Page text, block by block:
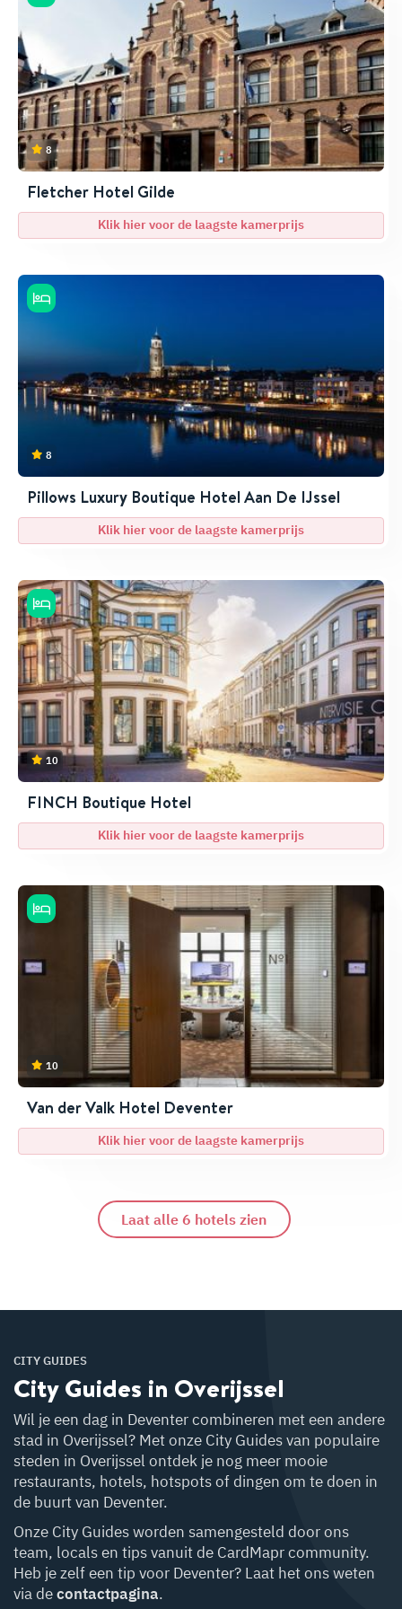
8
Fletcher Hotel Gilde
Klik hier voor de laagste kamerprijs
8
Pillows Luxury Boutique Hotel Aan De IJssel
Klik hier voor de laagste kamerprijs
10
FINCH Boutique Hotel
Klik hier voor de laagste kamerprijs
10
Van der Valk Hotel Deventer
Klik hier voor de laagste kamerprijs
Laat alle 6 hotels zien
CITY GUIDES
City Guides in Overijssel
Wil je een dag in Deventer combineren met een andere
stad in Overijssel? Met onze City Guides van populaire
steden in Overijssel ontdek je nog meer mooie
restaurants, hotels, hotspots of dingen om te doen in
de buurt van Deventer.
Onze City Guides worden samengesteld door ons
team, locals en tips vanuit de CardMapr community.
Heb je zelf een tip voor Deventer? Laat het ons weten
via decontactpagina.